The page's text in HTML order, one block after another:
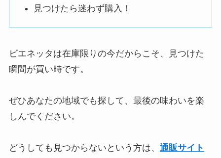
見つけたら迷わず購入！
ビエネッタは在庫限りの今だからこそ、見つけた
瞬間が買い時です。
ぜひあなたの地域でも探して、最後の味わいを楽
しんでください。
どうしても見つからないという方は、 通販サイト